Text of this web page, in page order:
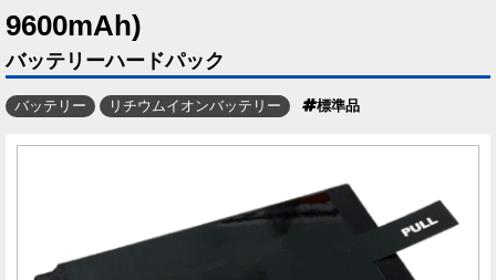
9600mAh)
バッテリーハードパック
バッテリー リチウムイオンバッテリー 標準品